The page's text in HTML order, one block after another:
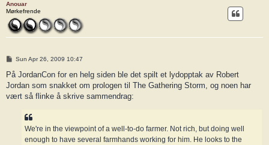
Anouar
Mørkefrende
P
s
Sun Apr 26, 2009 10:47
På JordanCon for en helg siden ble det spilt et lydopptak av Robert
Jordan som snakket om prologen til The Gathering Storm, og noen har
vært så flinke å skrive sammendrag:
We're in the viewpoint of a well-to-do farmer. Not rich, but doing well
enough to have several farmhands working for him. He looks to the